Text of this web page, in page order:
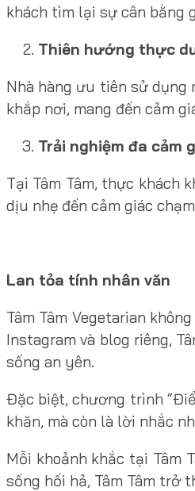
khách tìm lại sự cân bằng
Thiên hướng thực
Nhà hàng ưu tiên sử
khắp nơi, mang đến cảm
Trải nghiệm đa cảm
Tại Tâm Tâm, thực khách
dịu nhẹ đến cảm giác
Lan tỏa tính nhân văn
Tâm Tâm Vegetarian
Instagram và blog riêng,
sống an yên.
Đặc biệt, chương trình
khăn, mà còn là lời nhắc
Mỗi khoảnh khắc tại Tâm
sống hối hả, Tâm Tâm trở